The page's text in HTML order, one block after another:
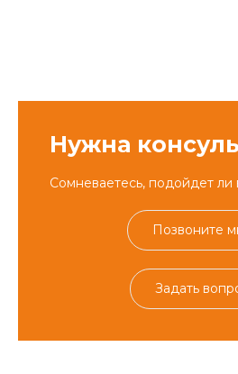
Нужна
Сомневаетесь, подойдет ли
Позвоните
Задать